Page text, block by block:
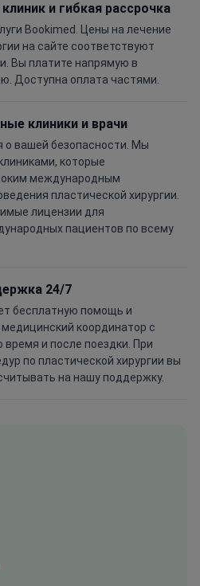
и гибкая рассрочка
Bookimed. Цены на лечение
на сайте соответствуют
Вы платите напрямую в
Доступна оплата частями.
клиники и врачи
о вашей безопасности. Мы
которые
международным
пластической хирургии.
лицензии для
пациентов по всему
24/7
бесплатную помощь и
координатор с
время и после поездки. При
по пластической хирургии вы
на нашу поддержку.